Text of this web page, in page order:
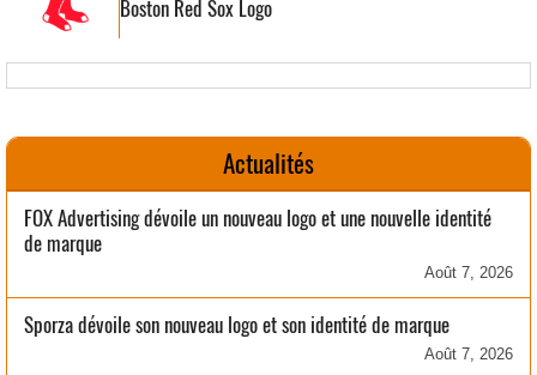
Boston Red Sox Logo
Actualités
FOX Advertising dévoile un nouveau logo et une nouvelle identité
de marque
Août 7, 2026
Sporza dévoile son nouveau logo et son identité de marque
Août 7, 2026